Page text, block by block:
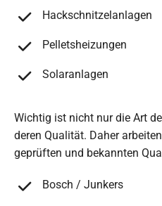
Hackschnitzelanlagen
Pelletsheizungen
Solaranlagen
Wichtig ist nicht nur die Art
deren Qualität. Daher
geprüften und bekannten
Bosch / Junkers